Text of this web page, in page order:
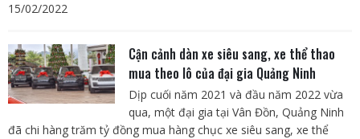
15/02/2022
Cận cảnh dàn xe siêu sang, xe thể thao
mua theo lô của đại gia Quảng Ninh
Dịp cuối năm 2021 và đầu năm 2022 vừa
qua, một đại gia tại Vân Đồn, Quảng Ninh
đã chi hàng trăm tỷ đồng mua hàng chục xe siêu sang, xe thể